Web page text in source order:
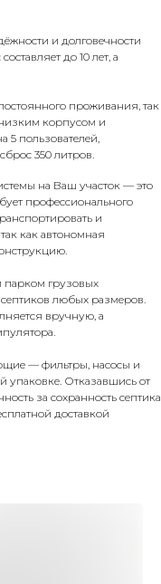
и долговечности
до 10 лет, а
проживания, так
корпусом и
5 пользователей,
350 литров.
на Ваш участок — это
профессионального
и
как автономная
грузовых
септиков любых размеров.
вручную, а
— фильтры, насосы и
упаковке. Отказавшись от
за сохранность септика
доставкой